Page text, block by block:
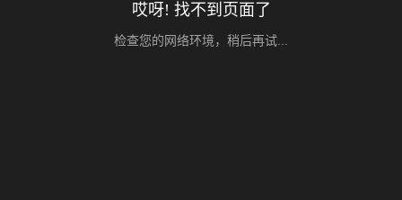
哎呀! 找不到页面了
检查您的网络环境，稍后再试...